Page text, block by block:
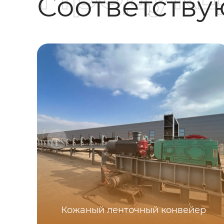
Кожаный ленточный конвейер